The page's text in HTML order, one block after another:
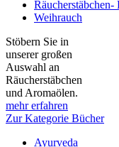
Weihrauch
Stöbern Sie in
unserer großen
Auswahl an
Räucherstäbchen
und Aromaölen.
mehr erfahren
Zur Kategorie Bücher
Ayurveda